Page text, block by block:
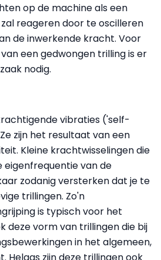
op de machine als een
reageren door te oscilleren
de inwerkende kracht. Voor
een gedwongen trilling is er
nodig.
vibraties ('self-
zijn het resultaat van een
Kleine krachtwisselingen die
van de
zodanig versterken dat je te
trillingen. Zo'n
is typisch voor het
deze vorm van trillingen die bij
in het algemeen,
Helaas zijn deze trillingen ook